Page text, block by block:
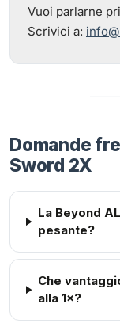
Vuoi parlarne
Scrivici a:
Domande
Sword 2X
La Beyond
pesante?
Che
alla 1×?